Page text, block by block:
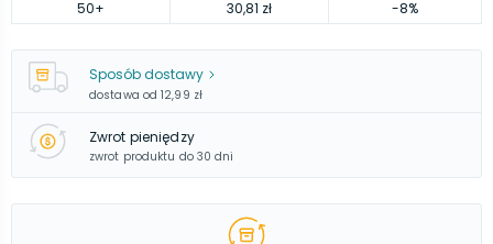
50+ 30,81 zł -8%
Sposób dostawy
dostawa od 12,99 zł
Zwrot pieniędzy
zwrot produktu do 30 dni